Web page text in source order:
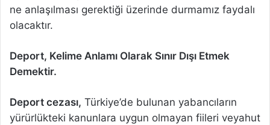
ne anlaşılması gerektiği üzerinde durmamız faydalı
olacaktır.
Deport, Kelime Anlamı Olarak Sınır Dışı Etmek
Demektir.
Deport cezası, Türkiye’de bulunan yabancıların
yürürlükteki kanunlara uygun olmayan fiileri veyahut